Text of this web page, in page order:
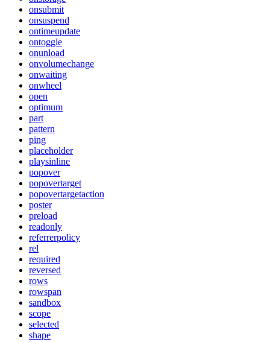
onsubmit
onsuspend
ontimeupdate
ontoggle
onunload
onvolumechange
onwaiting
onwheel
open
optimum
part
pattern
ping
placeholder
playsinline
popover
popovertarget
popovertargetaction
poster
preload
readonly
referrerpolicy
rel
required
reversed
rows
rowspan
sandbox
scope
selected
shape